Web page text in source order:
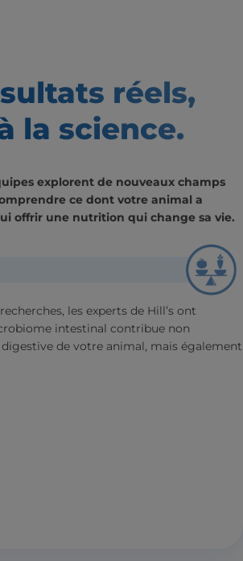
réels,
la science.
explorent de nouveaux champs
ce dont votre animal a
offrir une nutrition qui change sa vie.
les experts de Hill’s ont
intestinal contribue non
de votre animal, mais également